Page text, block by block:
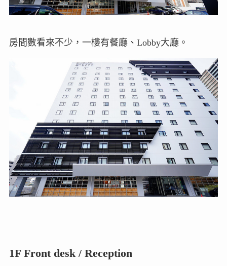
房間數看來不少，一樓有餐廳、Lobby大廳。
1F Front desk / Reception